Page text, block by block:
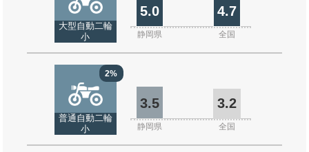
大型自動二輪
小
5.0 4.7
静岡県 全国
2%
普通自動二輪
小
3.5 3.2
静岡県 全国